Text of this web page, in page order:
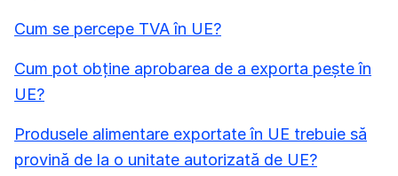
Cum se percepe TVA în UE?
Cum pot obține aprobarea de a exporta pește în
UE?
Produsele alimentare exportate în UE trebuie să
provină de la o unitate autorizată de UE?